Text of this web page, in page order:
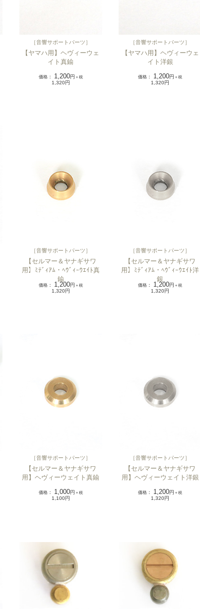
［音響サポートパーツ］
【ヤマハ用】ヘヴィーウェ
イト真鍮
価格： 1,200円 ＋税
1,320円
［音響サポートパーツ］
【ヤマハ用】ヘヴィーウェ
イト洋銀
価格 ： 1,200円 ＋税
1,320円
［音響サポートパーツ］
【セルマー＆ヤナギサワ
用】ﾐﾃﾞｨｱﾑ・ﾍｳﾞｨｰｳｴｲﾄ真
鍮
価格： 1,200円 ＋税
1,320円
［音響サポートパーツ］
【セルマー＆ヤナギサワ
用】ﾐﾃﾞｨｱﾑ・ﾍｳﾞｨｰｳｴｲﾄ洋
銀
価格 ： 1,200円 ＋税
1,320円
［音響サポートパーツ］
【セルマー＆ヤナギサワ
用】ヘヴィーウェイト真鍮
価格： 1,000円 ＋税
1,100円
［音響サポートパーツ］
【セルマー＆ヤナギサワ
用】ヘヴィーウェイト洋銀
価格 ： 1,200円 ＋税
1,320円